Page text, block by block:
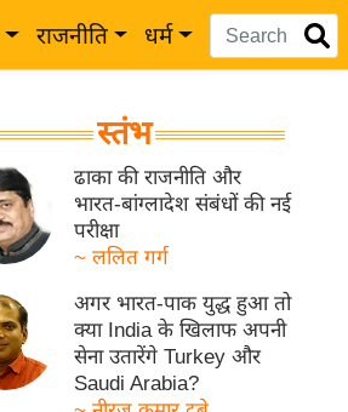
राजनीति धर्म
स्तंभ
ढाका की राजनीति और
भारत-बांग्लादेश संबंधों की नई
परीक्षा
~ ललित गर्ग
अगर भारत-पाक युद्ध हुआ तो
क्या India के खिलाफ अपनी
सेना उतारेंगे Turkey और
Saudi Arabia?